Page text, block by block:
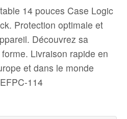
14 pouces Case Logic
Protection optimale et
Découvrez sa
Livraison rapide en
et dans le monde
114